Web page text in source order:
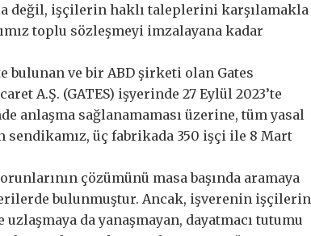
değil, işçilerin haklı taleplerini karşılamakla
toplu sözleşmeyi imzalayana kadar
bulunan ve bir ABD şirketi olan Gates
A.Ş. (GATES) işyerinde 27 Eylül 2023’te
anlaşma sağlanamaması üzerine, tüm yasal
sendikamız, üç fabrikada 350 işçi ile 8 Mart
çözümünü masa başında aramaya
bulunmuştur. Ancak, işverenin işçilerin
da yanaşmayan, dayatmacı tutumu